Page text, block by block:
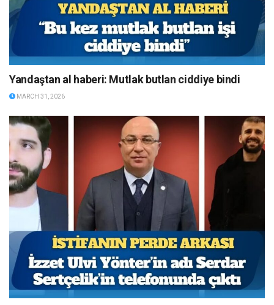
Yandaştan al haberi: Mutlak butlan ciddiye bindi
MARCH 31, 2026